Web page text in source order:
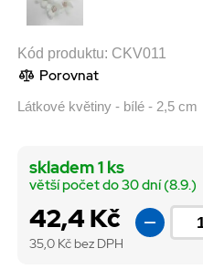
Kód produktu: CKV011
Porovnat
Látkové květiny - bílé - 2,5 cm
42,4 Kč
35,0 Kč bez DPH
skladem 1 ks
větší počet do 30 dní (8.9.)